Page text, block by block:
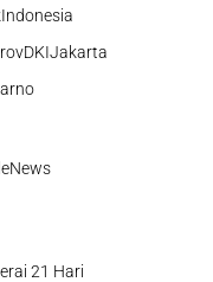
21 Hari